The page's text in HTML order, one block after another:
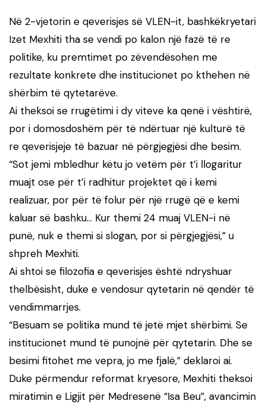
Në 2-vjetorin e qeverisjes së VLEN-it, bashkëkryetari
Izet Mexhiti tha se vendi po kalon një fazë të re
politike, ku premtimet po zëvendësohen me
rezultate konkrete dhe institucionet po kthehen në
shërbim të qytetarëve.
Ai theksoi se rrugëtimi i dy viteve ka qenë i vështirë,
por i domosdoshëm për të ndërtuar një kulturë të
re qeverisjeje të bazuar në përgjegjësi dhe besim.
“Sot jemi mbledhur këtu jo vetëm për t’i llogaritur
muajt ose për t’i radhitur projektet që i kemi
realizuar, por për të folur për një rrugë që e kemi
kaluar së bashku… Kur themi 24 muaj VLEN-i në
punë, nuk e themi si slogan, por si përgjegjësi,” u
shpreh Mexhiti.
Ai shtoi se filozofia e qeverisjes është ndryshuar
thelbësisht, duke e vendosur qytetarin në qendër të
vendimmarrjes.
“Besuam se politika mund të jetë mjet shërbimi. Se
institucionet mund të punojnë për qytetarin. Dhe se
besimi fitohet me vepra, jo me fjalë,” deklaroi ai.
Duke përmendur reformat kryesore, Mexhiti theksoi
miratimin e Ligjit për Medresenë “Isa Beu”, avancimin